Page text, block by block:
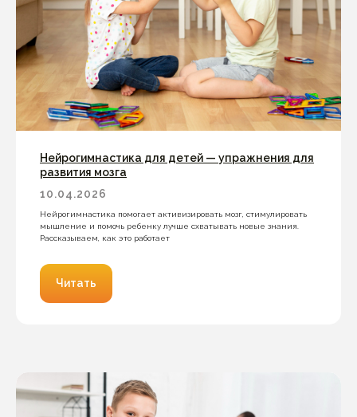
Нейрогимнастика для детей — упражнения для
развития мозга
10.04.2026
Нейрогимнастика помогает активизировать мозг, стимулировать
мышление и помочь ребенку лучше схватывать новые знания.
Рассказываем, как это работает
Читать